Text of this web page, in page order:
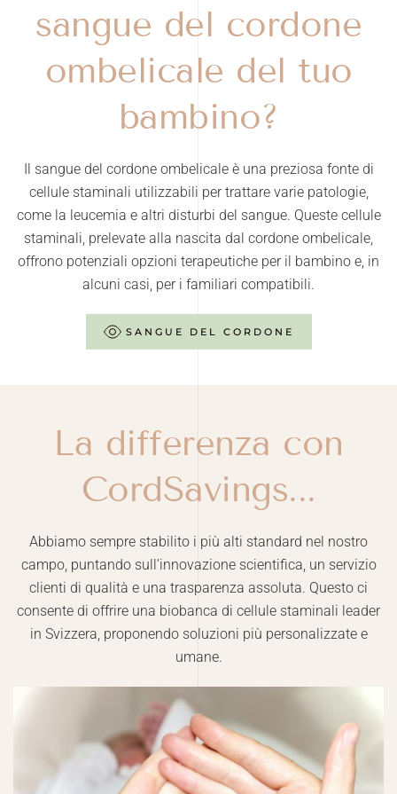
sangue del cordone
ombelicale del tuo
bambino?
Il sangue del cordone ombelicale è una preziosa fonte di
cellule staminali utilizzabili per trattare varie patologie,
come la leucemia e altri disturbi del sangue. Queste cellule
staminali, prelevate alla nascita dal cordone ombelicale,
offrono potenziali opzioni terapeutiche per il bambino e, in
alcuni casi, per i familiari compatibili.
SANGUE DEL CORDONE
La differenza con
CordSavings...
Abbiamo sempre stabilito i più alti standard nel nostro
campo, puntando sull’innovazione scientifica, un servizio
clienti di qualità e una trasparenza assoluta. Questo ci
consente di offrire una biobanca di cellule staminali leader
in Svizzera, proponendo soluzioni più personalizzate e
umane.